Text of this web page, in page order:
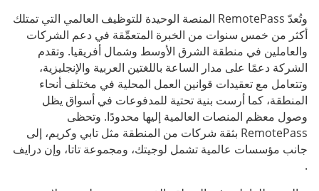
وتُعدّ RemotePass المنصة الوحيدة للتوظيف العالمي التي تمتلك
أكثر من خمس سنوات من الخبرة المتعمِّقة في دعم الشركات
والعاملين في منطقة الشرق الأوسط وشمال أفريقيا. وتقدم
الشركة دعمًا على مدار الساعة باللغتين العربية والإنجليزية،
وتتعامل مع تعقيدات قوانين العمل المحلية في مختلف أنحاء
المنطقة، كما أرست بنية تحتية للمدفوعات في أسواق يظل
وصول معظم المنصات العالمية إليها محدودًا. وتحظى
RemotePass بثقة شركات من المنطقة مثل تابي وكريم، إلى
جانب مؤسسات عالمية تشمل لوجيتك، ومجموعة تاتا، وإن درايف
.